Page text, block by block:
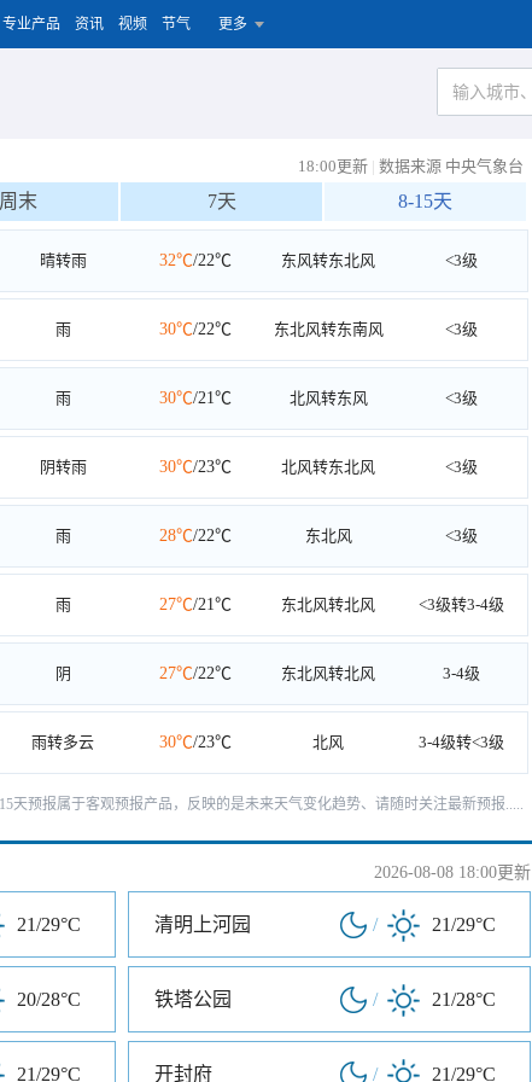
专业产品 资讯 视频 节气 更多
18:00更新 | 数据来源 中央气象台
周末 7天 8-15天
晴转雨 32℃/22℃ 东风转东北风 <3级
雨 30℃/22℃ 东北风转东南风 <3级
雨 30℃/21℃ 北风转东风 <3级
阴转雨 30℃/23℃ 北风转东北风 <3级
雨 28℃/22℃ 东北风 <3级
雨 27℃/21℃ 东北风转北风 <3级转3-4级
阴 27℃/22℃ 东北风转北风 3-4级
雨转多云 30℃/23℃ 北风 3-4级转<3级
天预报属于客观预报产品，反映的是未来天气变化趋势、请随时关注最新预报.....
2026-08-08 18:00更新
21/29°C 清明上河园 / 21/29°C
20/28°C 铁塔公园 / 21/28°C
21/29°C 开封府 / 21/29°C